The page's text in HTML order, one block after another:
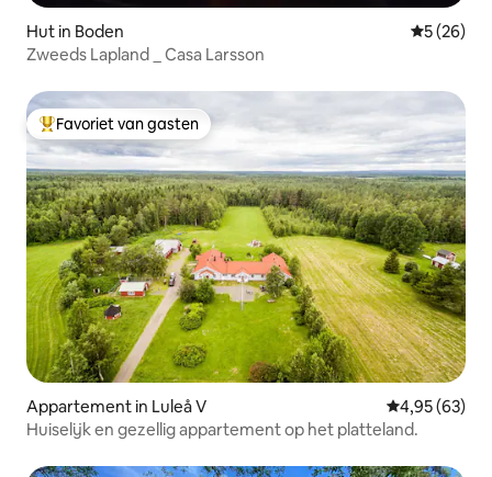
Hut in Boden
5 (26)
Zweeds Lapland _ Casa Larsson
Topfavoriet van gasten
Favoriet van gasten
Appartement in Luleå V Gemiddelde
4,95 (63)
Huiselijk en gezellig appartement op het platteland.